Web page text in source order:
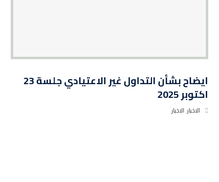
ايضاح بشأن التداول غير الاعتيادي جلسة 23
اكتوبر 2025
الاخبار,الاخبار